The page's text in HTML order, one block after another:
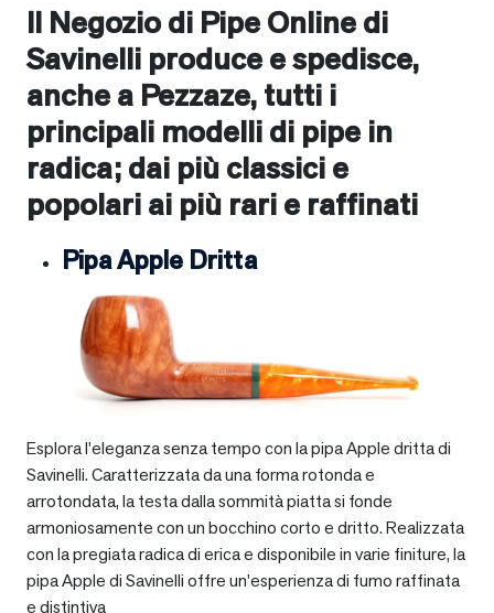
Il Negozio di Pipe Online di
Savinelli produce e spedisce,
anche a Pezzaze, tutti i
principali modelli di pipe in
radica; dai più classici e
popolari ai più rari e raffinati
Pipa Apple Dritta
Esplora l’eleganza senza tempo con la pipa Apple dritta di
Savinelli. Caratterizzata da una forma rotonda e
arrotondata, la testa dalla sommità piatta si fonde
armoniosamente con un bocchino corto e dritto. Realizzata
con la pregiata radica di erica e disponibile in varie finiture, la
pipa Apple di Savinelli offre un’esperienza di fumo raffinata
e distintiva